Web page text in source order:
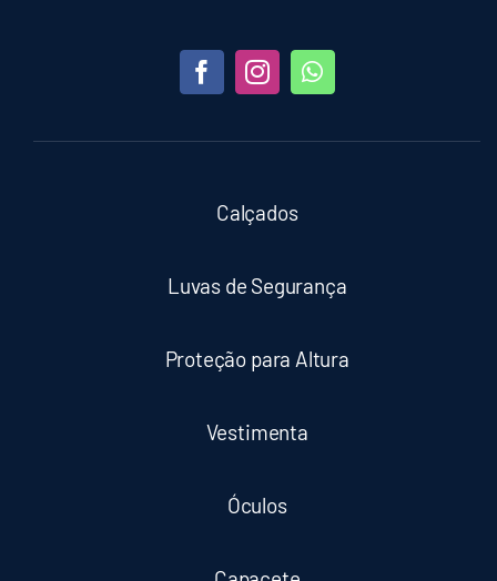
Calçados
Luvas de Segurança
Proteção para Altura
Vestimenta
Óculos